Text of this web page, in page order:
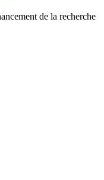
de la recherche